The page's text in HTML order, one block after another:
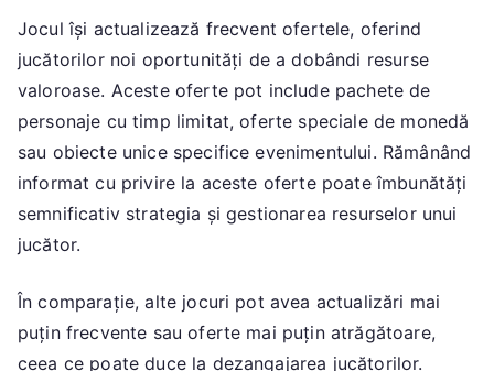
Jocul își actualizează frecvent ofertele, oferind
jucătorilor noi oportunități de a dobândi resurse
valoroase. Aceste oferte pot include pachete de
personaje cu timp limitat, oferte speciale de monedă
sau obiecte unice specifice evenimentului. Rămânând
informat cu privire la aceste oferte poate îmbunătăți
semnificativ strategia și gestionarea resurselor unui
jucător.
În comparație, alte jocuri pot avea actualizări mai
puțin frecvente sau oferte mai puțin atrăgătoare,
ceea ce poate duce la dezangajarea jucătorilor.